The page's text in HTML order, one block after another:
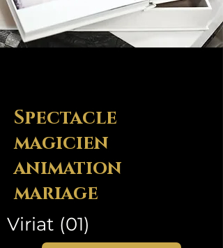
Spectacle
magicien
animation
mariage
Viriat (01)